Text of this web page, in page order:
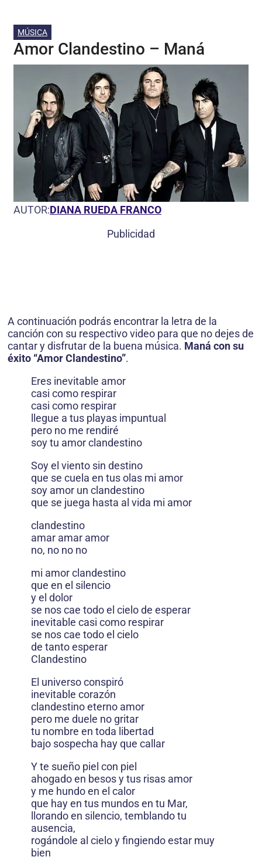
MÚSICA
Amor Clandestino – Maná
AUTOR:DIANA RUEDA FRANCO
Publicidad
A continuación podrás encontrar la letra de la
canción con su respectivo video para que no dejes de
cantar y disfrutar de la buena música. Maná con su
éxito “Amor Clandestino”.
Eres inevitable amor
casi como respirar
casi como respirar
llegue a tus playas impuntual
pero no me rendiré
soy tu amor clandestino
Soy el viento sin destino
que se cuela en tus olas mi amor
soy amor un clandestino
que se juega hasta al vida mi amor
clandestino
amar amar amor
no, no no no
mi amor clandestino
que en el silencio
y el dolor
se nos cae todo el cielo de esperar
inevitable casi como respirar
se nos cae todo el cielo
de tanto esperar
Clandestino
El universo conspiró
inevitable corazón
clandestino eterno amor
pero me duele no gritar
tu nombre en toda libertad
bajo sospecha hay que callar
Y te sueño piel con piel
ahogado en besos y tus risas amor
y me hundo en el calor
que hay en tus mundos en tu Mar,
llorando en silencio, temblando tu
ausencia,
rogándole al cielo y fingiendo estar muy
bien